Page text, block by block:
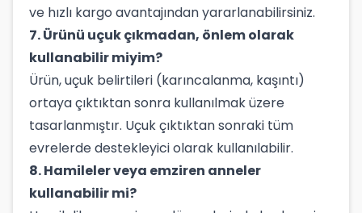
ve hızlı kargo avantajından yararlanabilirsiniz.
7. Ürünü uçuk çıkmadan, önlem olarak
kullanabilir miyim?
Ürün, uçuk belirtileri (karıncalanma, kaşıntı)
ortaya çıktıktan sonra kullanılmak üzere
tasarlanmıştır. Uçuk çıktıktan sonraki tüm
evrelerde destekleyici olarak kullanılabilir.
8. Hamileler veya emziren anneler
kullanabilir mi?